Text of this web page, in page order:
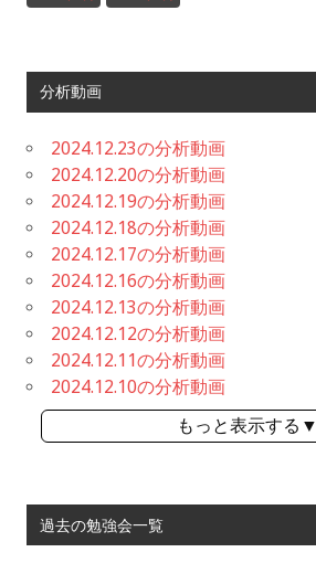
分析動画
2024.12.23の分析動画
2024.12.20の分析動画
2024.12.19の分析動画
2024.12.18の分析動画
2024.12.17の分析動画
2024.12.16の分析動画
2024.12.13の分析動画
2024.12.12の分析動画
2024.12.11の分析動画
2024.12.10の分析動画
もっと表示する▼
過去の勉強会一覧